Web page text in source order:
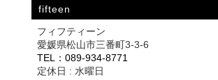
fifteen
フィフティーン
愛媛県松山市三番町3-3-6
TEL：089-934-8771
定休日 : 水曜日